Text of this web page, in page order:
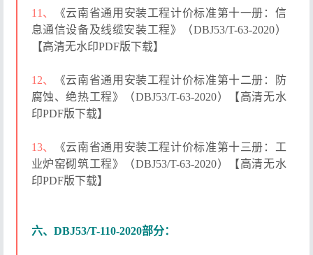
11、
《云南省通用安装工程计价标准第十一册：信
息通信设备及线缆安装工程》（DBJ53/T-63-2020）
【高清无水印PDF版下载】
12、
《云南省通用安装工程计价标准第十二册：防
腐蚀、绝热工程》（DBJ53/T-63-2020）【高清无水
印PDF版下载】
13、
《云南省通用安装工程计价标准第十三册：工
业炉窑砌筑工程》（DBJ53/T-63-2020）【高清无水
印PDF版下载】
六、DBJ53/T-110-2020部分：